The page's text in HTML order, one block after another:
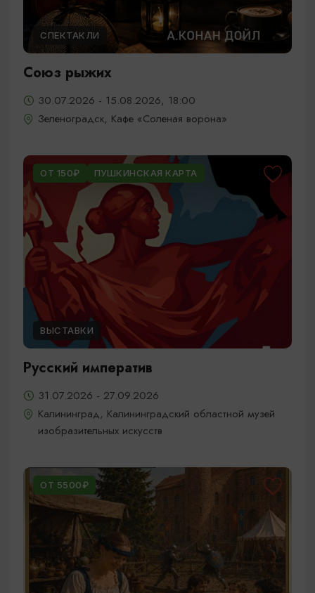
СПЕКТАКЛИ
Союз рыжих
30.07.2026 - 15.08.2026, 18:00
Зеленоградск, Кафе «Соленая ворона»
ОТ 150₽ ПУШКИНСКАЯ КАРТА
ВЫСТАВКИ
Русский императив
31.07.2026 - 27.09.2026
Калининград, Калининградский областной музей
изобразительных искусств
ОТ 5500₽